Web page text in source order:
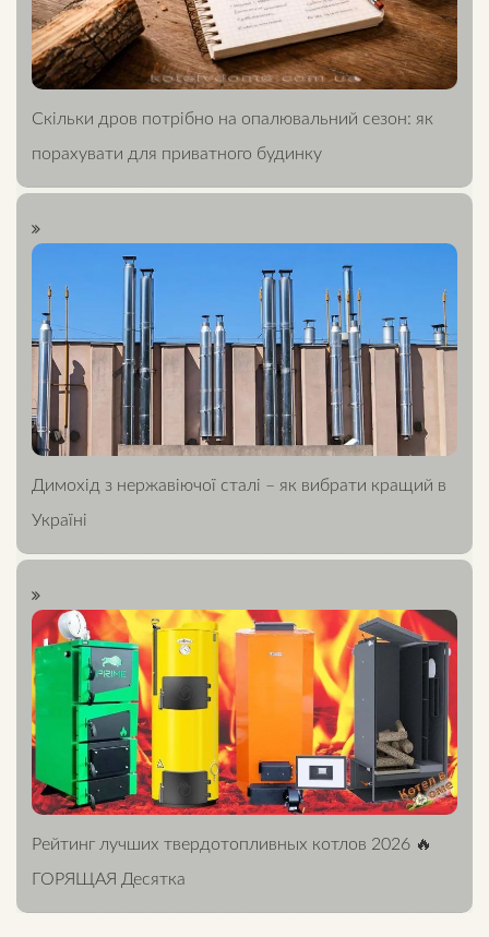
Скільки дров потрібно на опалювальний сезон: як
порахувати для приватного будинку
Димохід з нержавіючої сталі – як вибрати кращий в
Україні
Рейтинг лучших твердотопливных котлов 2026 🔥
ГОРЯЩАЯ Десятка